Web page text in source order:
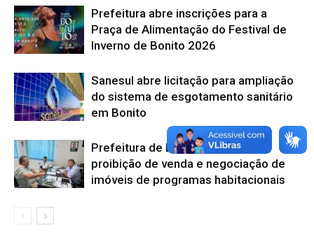
Prefeitura abre inscrições para a
Praça de Alimentação do Festival de
Inverno de Bonito 2026
Sanesul abre licitação para ampliação
do sistema de esgotamento sanitário
em Bonito
Prefeitura de Bonito alerta sobre
proibição de venda e negociação de
imóveis de programas habitacionais